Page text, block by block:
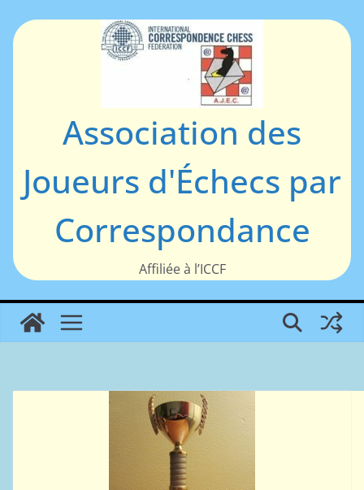
au
Association des
Joueurs d'Échecs par
Correspondance
Affiliée à l’ICCF